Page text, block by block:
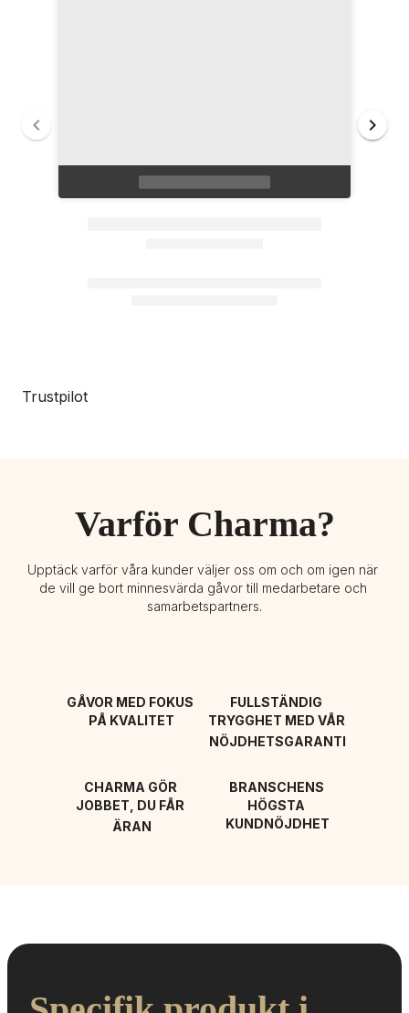
Trustpilot
Varför Charma?
Upptäck varför våra kunder väljer oss om och om igen när
de vill ge bort minnesvärda gåvor till medarbetare och
samarbetspartners.
GÅVOR MED FOKUS
PÅ KVALITET
FULLSTÄNDIG
TRYGGHET MED VÅR
NÖJDHETSGARANTI
CHARMA GÖR
JOBBET, DU FÅR
ÄRAN
BRANSCHENS
HÖGSTA
KUNDNÖJDHET